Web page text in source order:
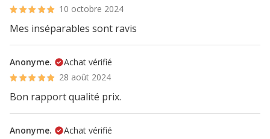
10 octobre 2024
Mes inséparables sont ravis
Anonyme.
Achat vérifié
28 août 2024
Bon rapport qualité prix.
Anonyme.
Achat vérifié